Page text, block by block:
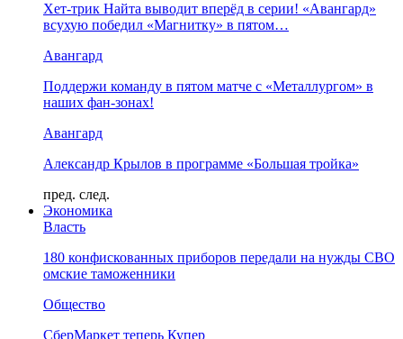
Хет-трик Найта выводит вперёд в серии! «Авангард»
всухую победил «Магнитку» в пятом…
Авангард
Поддержи команду в пятом матче с «Металлургом» в
наших фан-зонах!
Авангард
Александр Крылов в программе «Большая тройка»
пред. след.
Экономика
Власть
180 конфискованных приборов передали на нужды СВО
омские таможенники
Общество
СберМаркет теперь Купер